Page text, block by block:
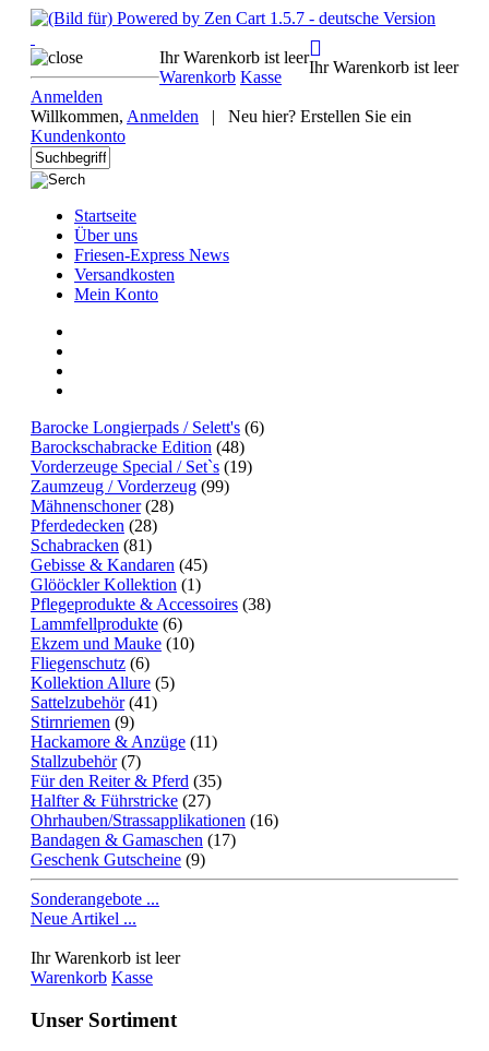
Ihr Warenkorb ist leer
Warenkorb Kasse
Ihr Warenkorb ist leer
Anmelden
Willkommen, Anmelden |
Neu hier? Erstellen Sie ein
Kundenkonto
Startseite
Über uns
Friesen-Express News
Versandkosten
Mein Konto
Barocke Longierpads / Selett's (6)
Barockschabracke Edition (48)
Vorderzeuge Special / Set`s (19)
Zaumzeug / Vorderzeug (99)
Mähnenschoner(28)
Pferdedecken (28)
Schabracken (81)
Gebisse & Kandaren (45)
Glööckler Kollektion (1)
Pflegeprodukte & Accessoires (38)
Lammfellprodukte (6)
Ekzem und Mauke (10)
Fliegenschutz (6)
Kollektion Allure (5)
Sattelzubehör(41)
Stirnriemen (9)
Hackamore & Anzüge (11)
Stallzubehör(7)
Für den Reiter & Pferd (35)
Halfter & Führstricke (27)
Ohrhauben/Strassapplikationen (16)
Bandagen & Gamaschen (17)
Geschenk Gutscheine (9)
Sonderangebote ...
Neue Artikel ...
Ihr Warenkorb ist leer
Warenkorb Kasse
Unser Sortiment